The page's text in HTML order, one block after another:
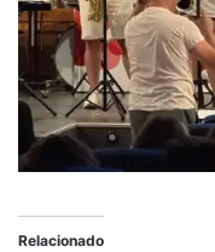
Relacionado